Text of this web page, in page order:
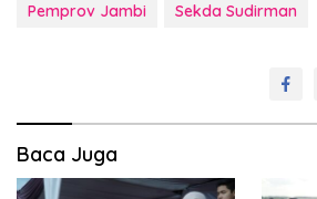
Pemprov Jambi
Sekda Sudirman
Baca Juga